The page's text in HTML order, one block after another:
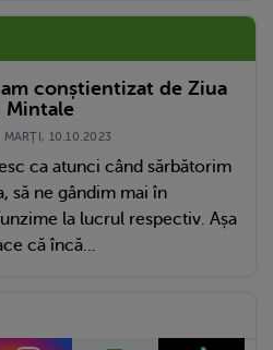
conștientizat de Ziua
Mintale
MARŢI, 10.10.2023
ca atunci când sărbătorim
să ne gândim mai în
la lucrul respectiv. Așa
că încă...